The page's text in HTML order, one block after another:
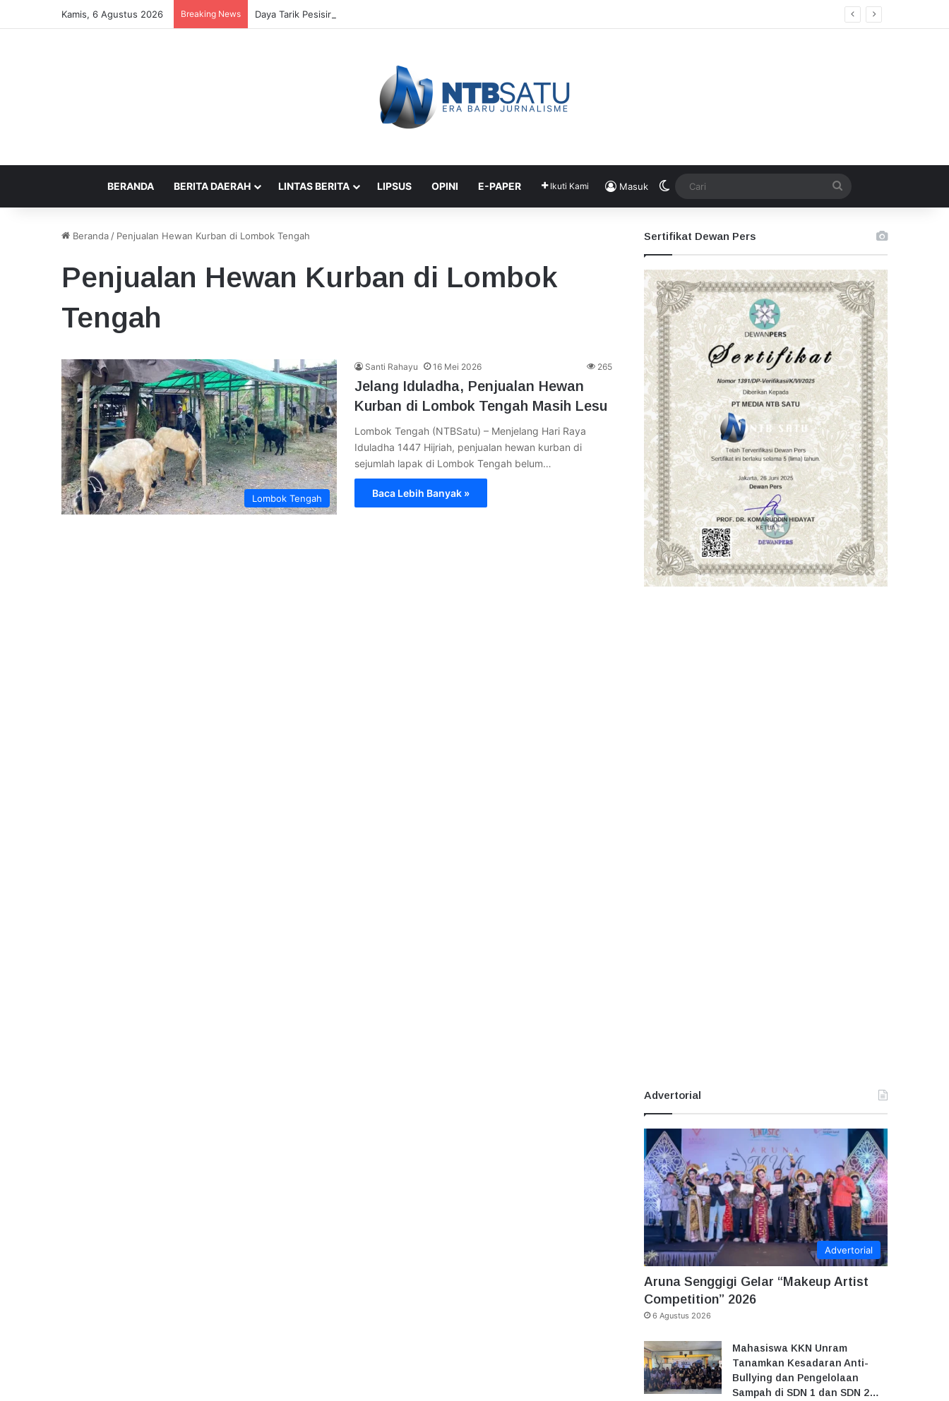
Kamis, 6 Agustus 2026 Breaking News Daya Tarik Pesisir KSB Berlanjut, Rencana Hotel Baru Janjikan Transparansi Izin
BERANDA BERITA DAERAH LINTAS BERITA LIPSUS OPINI E-PAPER Ikuti Kami Masuk Switch skin
Beranda / Penjualan Hewan Kurban di Lombok Tengah
Penjualan Hewan Kurban di Lombok
Tengah
Lombok Tengah
Santi Rahayu 16 Mei 2026 265
Jelang Iduladha, Penjualan Hewan
Kurban di Lombok Tengah Masih Lesu
Lombok Tengah (NTBSatu) – Menjelang Hari Raya
Iduladha 1447 Hijriah, penjualan hewan kurban di
sejumlah lapak di Lombok Tengah belum…
Baca Lebih Banyak »
Sertifikat Dewan Pers
Advertorial
Advertorial
Aruna Senggigi Gelar “Makeup Artist
Competition” 2026
6 Agustus 2026
Mahasiswa KKN Unram
Tanamkan Kesadaran Anti-
Bullying dan Pengelolaan
Sampah di SDN 1 dan SDN 2…